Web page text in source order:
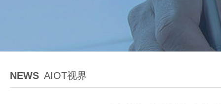
NEWS AIOT视界